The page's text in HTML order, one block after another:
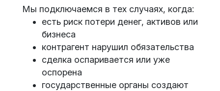
Мы подключаемся в тех случаях, когда:
есть риск потери денег, активов или
бизнеса
контрагент нарушил обязательства
сделка оспаривается или уже
оспорена
государственные органы создают